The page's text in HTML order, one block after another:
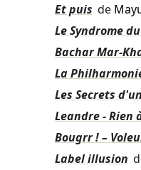
Et puis de
Le Syndrome
Bachar Mar-
La
Les Secrets
Leandre - Rien
Bougrr ! –
Label illusion